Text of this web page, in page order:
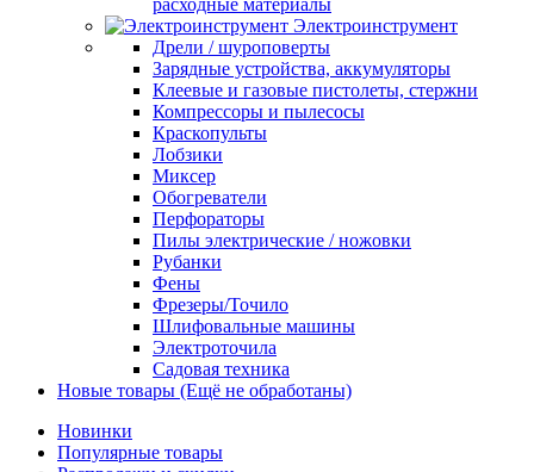
расходные материалы
Электроинструмент
Дрели / шуроповерты
Зарядные устройства, аккумуляторы
Клеевые и газовые пистолеты, стержни
Компрессоры и пылесосы
Краскопульты
Лобзики
Миксер
Обогреватели
Перфораторы
Пилы электрические / ножовки
Рубанки
Фены
Фрезеры/Точило
Шлифовальные машины
Электроточила
Садовая техника
Новые товары (Ещё не обработаны)
Новинки
Популярные товары